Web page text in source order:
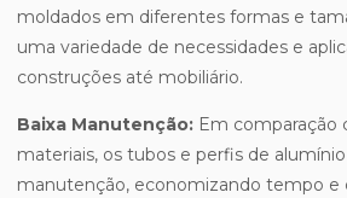
moldados em diferentes formas e
uma variedade de necessidades e
construções até mobiliário.
Baixa Manutenção: Em comparação
materiais, os tubos e perfis de
manutenção, economizando tempo e